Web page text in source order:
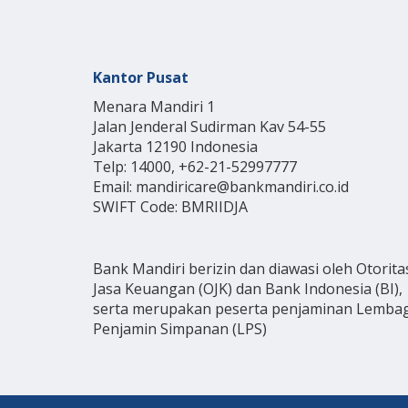
Kantor Pusat
Menara Mandiri 1
Jalan Jenderal Sudirman Kav 54-55
Jakarta 12190 Indonesia
Telp: 14000, +62-21-52997777
Email: mandiricare@bankmandiri.co.id
SWIFT Code: BMRIIDJA
Bank Mandiri berizin dan diawasi oleh
Jasa Keuangan (OJK) dan Bank Indonesia (BI),
serta merupakan peserta penjaminan
Penjamin Simpanan (LPS)